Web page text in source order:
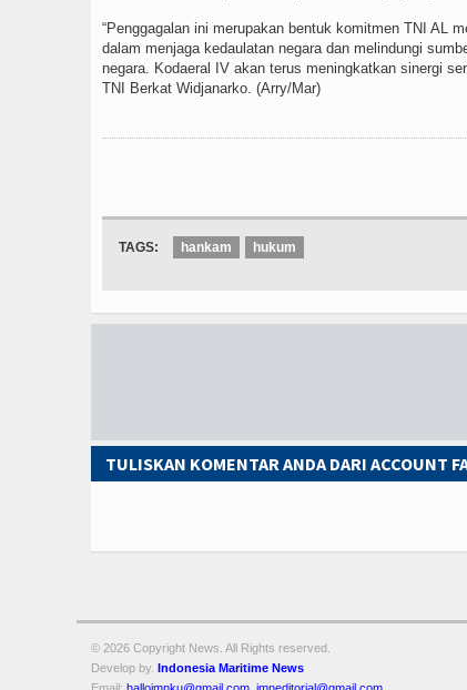
“Penggagalan ini merupakan bentuk komitmen TNI AL
dalam menjaga kedaulatan negara dan melindungi
negara. Kodaeral IV akan terus meningkatkan sinergi
TNI Berkat Widjanarko. (Arry/Mar)
TAGS: hankam hukum
TULISKAN KOMENTAR ANDA DARI ACCOUNT
© 2026 Copyright News. All Rights reserved.
Develop by. Indonesia Maritime News